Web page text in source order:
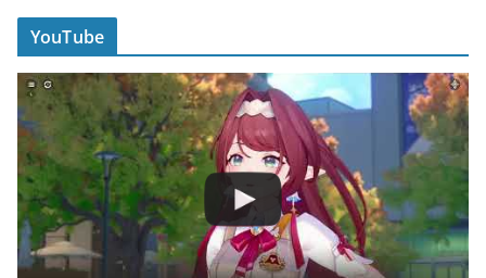
YouTube